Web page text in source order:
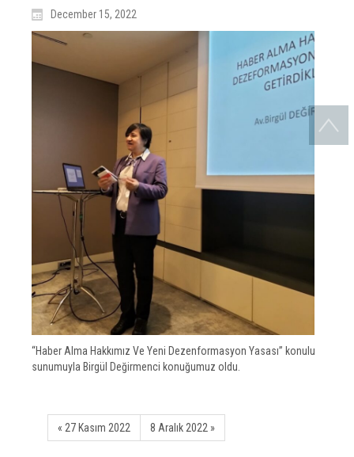
December 15, 2022
“Haber Alma Hakkımız Ve Yeni Dezenformasyon Yasası” konulu
sunumuyla Birgül Değirmenci konuğumuz oldu.
« 27 Kasım 2022 8 Aralık 2022 »